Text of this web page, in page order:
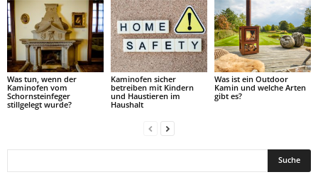
Was tun, wenn der
Kaminofen vom
Schornsteinfeger
stillgelegt wurde?
Kaminofen sicher
betreiben mit Kindern
und Haustieren im
Haushalt
Was ist ein Outdoor
Kamin und welche Arten
gibt es?